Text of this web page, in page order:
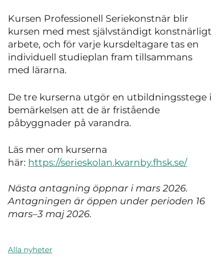
Kursen Professionell Seriekonstnär blir
kursen med mest självständigt konstnärligt
arbete, och för varje kursdeltagare tas en
individuell studieplan fram tillsammans
med lärarna.
De tre kurserna utgör en utbildningsstege i
bemärkelsen att de är fristående
påbyggnader på varandra.
Läs mer om kurserna
här: https://serieskolan.kvarnby.fhsk.se/
Nästa antagning öppnar i mars 2026.
Antagningen är öppen under perioden 16
mars–3 maj 2026.
Alla nyheter